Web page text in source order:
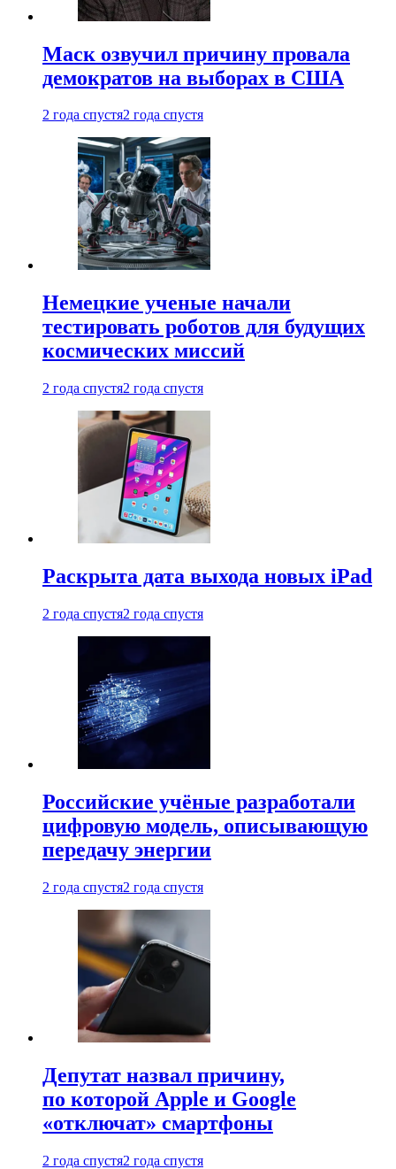
Маск озвучил причину провала
демократов на выборах в США
2 года спустя2 года спустя
Немецкие ученые начали
тестировать роботов для будущих
космических миссий
2 года спустя2 года спустя
Раскрыта дата выхода новых iPad
2 года спустя2 года спустя
Российские учёные разработали
цифровую модель, описывающую
передачу энергии
2 года спустя2 года спустя
Депутат назвал причину,
по которой Apple и Google
«отключат» смартфоны
2 года спустя2 года спустя